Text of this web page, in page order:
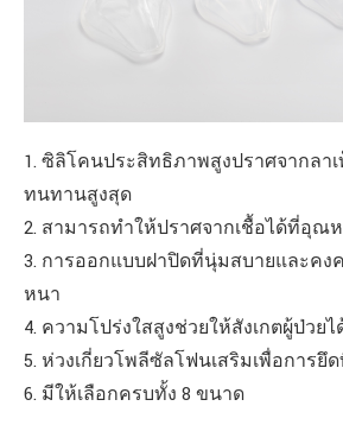
1. ซิลิโคนประสิทธิภาพสูงปราศจากลา
ทนทานสูงสุด
2. สามารถทำให้ปราศจากเชื้อได้ที่อุณ
3. การออกแบบฝาปิดที่นุ่มสบายและค
หนา
4. ความโปร่งใสสูงช่วยให้สังเกตผู้ป่วย
5. ห่วงเกี่ยวโพลีซัลโฟนเสริมเพื่อการยึ
6. มีให้เลือกครบทั้ง 8 ขนาด